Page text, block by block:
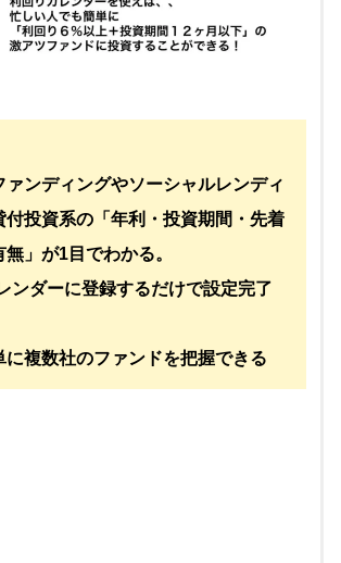
ァンディングやソーシャルレンディ
付投資系の「年利・投資期間・先着
」が1目でわかる。
ンダーに登録するだけで設定完了
に複数社のファンドを把握できる